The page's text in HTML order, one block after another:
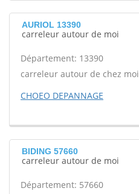
AURIOL 13390
carreleur autour de moi
Département: 13390
carreleur autour de chez moi
CHOEO DEPANNAGE
BIDING 57660
carreleur autour de moi
Département: 57660